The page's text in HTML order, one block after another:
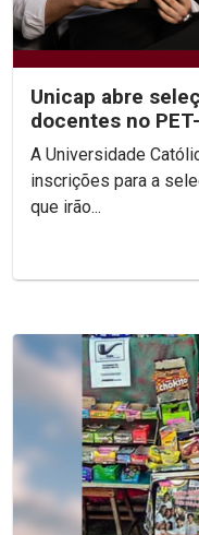
Unicap abre
docentes no
A Universidade
inscrições para a
que irão...